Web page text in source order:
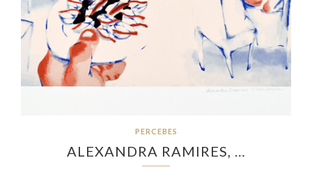
PERCEBES
ALEXANDRA RAMIRES, …